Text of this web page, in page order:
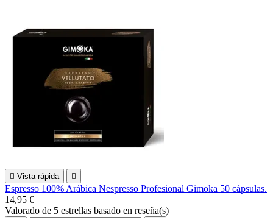
 Vista rápida 
Espresso 100% Arábica Nespresso Profesional Gimoka 50 cápsulas.
14,95 €
Valorado de 5 estrellas basado en reseña(s)